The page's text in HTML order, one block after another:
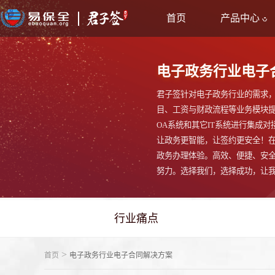
首页 产品中心
电子政务行业电子
君子签针对电子政务行业的需求
目、工资与财政流程等业务模块
OA系统和其它IT系统进行集成
让政务更智能，让签约更安全！
政务办理体验。高效、便捷、安
努力。选择我们，选择成功，让
行业痛点
首页 > 电子政务行业电子合同解决方案